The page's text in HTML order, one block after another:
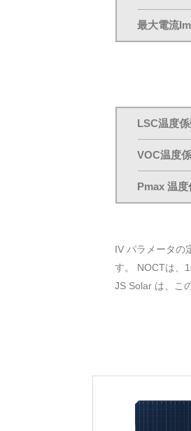
最大電流
LSC温度
VOC温度
Pmax 温度
IV パラメータの
す。 NOCTは、
JS Solar は、こ